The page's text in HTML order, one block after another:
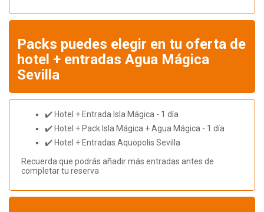
Packs puedes elegir en tu oferta de
hotel + entradas Agua Mágica
Sevilla
✔️ Hotel + Entrada Isla Mágica - 1 día
✔️ Hotel + Pack Isla Mágica + Agua Mágica - 1 día
✔️ Hotel + Entradas Aquopolis Sevilla
Recuerda que podrás añadir más entradas antes de
completar tu reserva